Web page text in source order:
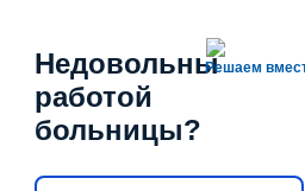
Решаем
Недовольны
работой
больницы?